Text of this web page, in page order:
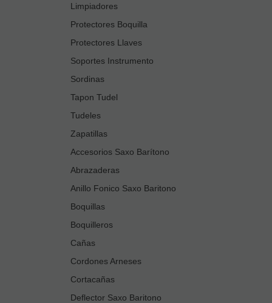
Limpiadores
Protectores Boquilla
Protectores Llaves
Soportes Instrumento
Sordinas
Tapon Tudel
Tudeles
Zapatillas
Accesorios Saxo Barítono
Abrazaderas
Anillo Fonico Saxo Baritono
Boquillas
Boquilleros
Cañas
Cordones Arneses
Cortacañas
Deflector Saxo Baritono